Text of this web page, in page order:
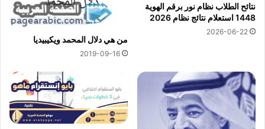
نتائح الطلاب نظام نور برقم الهوية
1448 استعلام نتائج نظام 2026
2026-06-22
من هي دلال المحمد ويكيبيديا
2019-09-16